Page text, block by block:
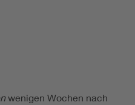
wenigen Wochen nach